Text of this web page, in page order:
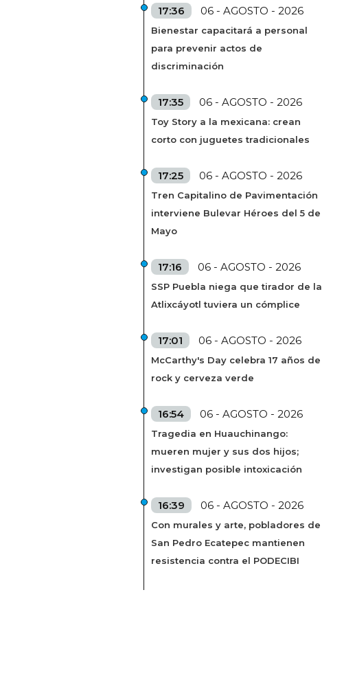
17:36 06 - AGOSTO - 2026
Bienestar capacitará a personal
para prevenir actos de
discriminación
17:35 06 - AGOSTO - 2026
Toy Story a la mexicana: crean
corto con juguetes tradicionales
17:25 06 - AGOSTO - 2026
Tren Capitalino de Pavimentación
interviene Bulevar Héroes del 5 de
Mayo
17:16 06 - AGOSTO - 2026
SSP Puebla niega que tirador de la
Atlixcáyotl tuviera un cómplice
17:01 06 - AGOSTO - 2026
McCarthy's Day celebra 17 años de
rock y cerveza verde
16:54 06 - AGOSTO - 2026
Tragedia en Huauchinango:
mueren mujer y sus dos hijos;
investigan posible intoxicación
16:39 06 - AGOSTO - 2026
Con murales y arte, pobladores de
San Pedro Ecatepec mantienen
resistencia contra el PODECIBI